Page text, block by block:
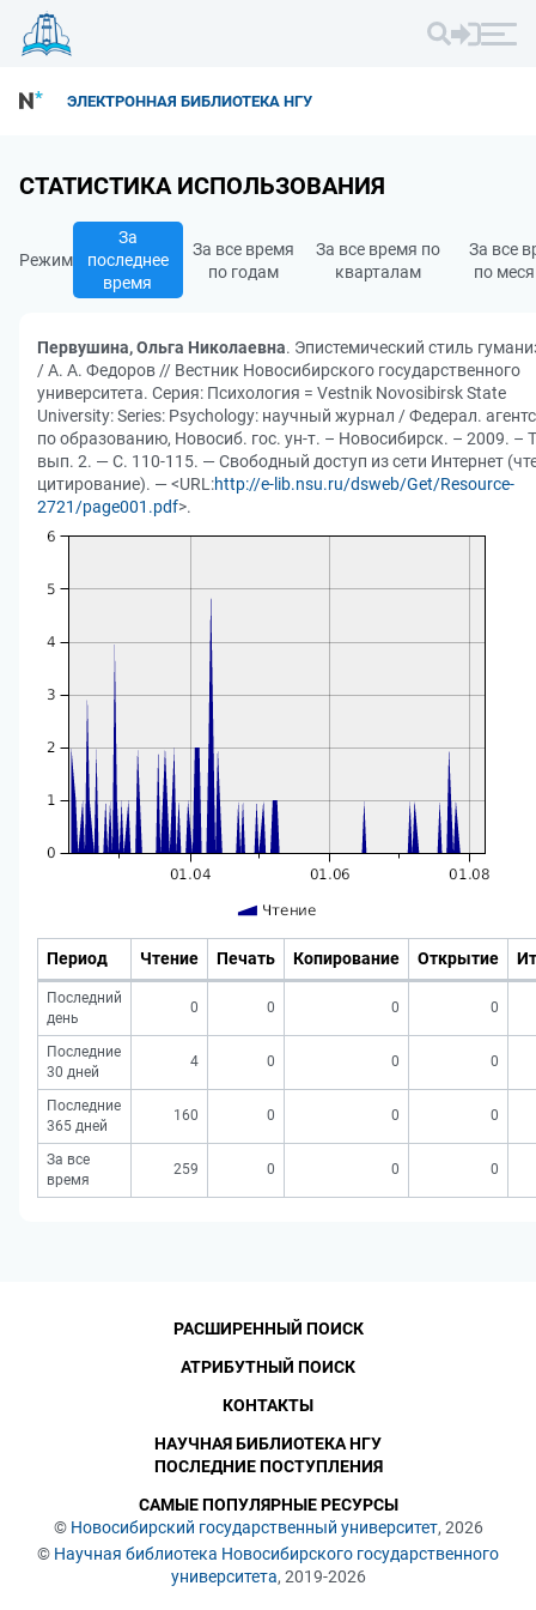
ЭЛЕКТРОННАЯ БИБЛИОТЕКА НГУ
СТАТИСТИКА ИСПОЛЬЗОВАНИЯ
Режим
За
последнее
время
За все время
по годам
За все время по
кварталам
За все
по
Первушина, Ольга Николаевна. Эпистемический стиль
/ А. А. Федоров // Вестник Новосибирского государственного
университета. Серия: Психология = Vestnik Novosibirsk State
University: Series: Psychology: научный журнал / Федерал.
по образованию, Новосиб. гос. ун-т. – Новосибирск. – 2009. –
вып. 2. — С. 110-115. — Свободный доступ из сети Интернет
цитирование). — <URL:http://e-lib.nsu.ru/dsweb/Get/Resource-
2721/page001.pdf>.
Период Чтение Печать Копирование Открытие
Последний
день
0 0 0 0
Последние
30 дней
4 0 0 0
Последние
365 дней
160 0 0 0
За все
время
259 0 0 0
© Новосибирский государственный университет, 2026
© Научная библиотека Новосибирского государственного
университета, 2019-2026
РАСШИРЕННЫЙ ПОИСК
АТРИБУТНЫЙ ПОИСК
КОНТАКТЫ
НАУЧНАЯ БИБЛИОТЕКА НГУ
ПОСЛЕДНИЕ ПОСТУПЛЕНИЯ
САМЫЕ ПОПУЛЯРНЫЕ РЕСУРСЫ